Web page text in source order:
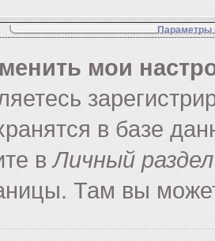
Параметры
мои
в базе
вЛичный раздел
Там вы